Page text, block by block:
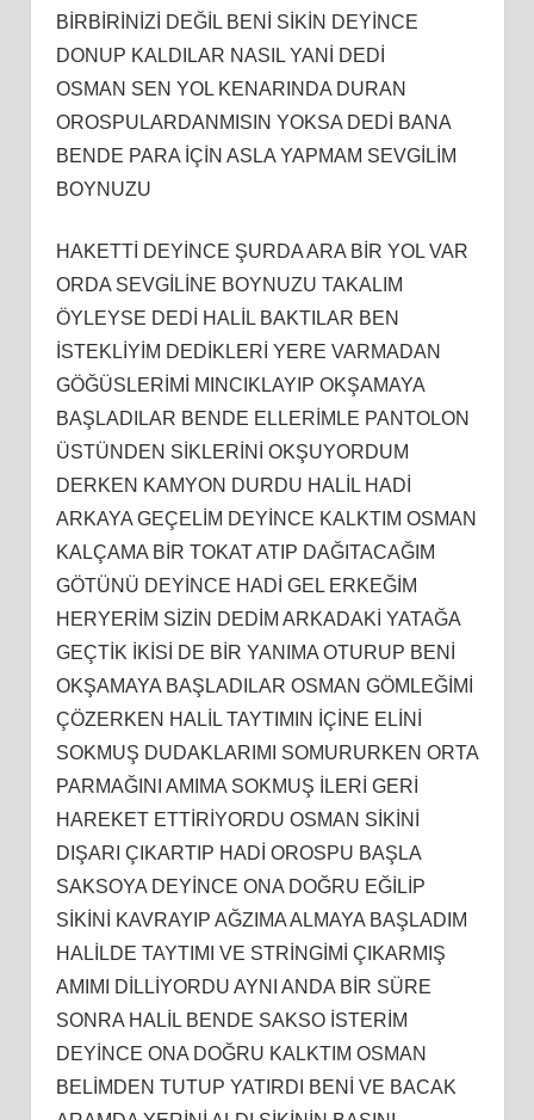
BİRBİRİNİZİ DEĞİL BENİ SİKİN DEYİNCE
DONUP KALDILAR NASIL YANİ DEDİ
OSMAN SEN YOL KENARINDA DURAN
OROSPULARDANMISIN YOKSA DEDİ BANA
BENDE PARA İÇİN ASLA YAPMAM SEVGİLİM
BOYNUZU
HAKETTİ DEYİNCE ŞURDA ARA BİR YOL VAR
ORDA SEVGİLİNE BOYNUZU TAKALIM
ÖYLEYSE DEDİ HALİL BAKTILAR BEN
İSTEKLİYİM DEDİKLERİ YERE VARMADAN
GÖĞÜSLERİMİ MINCIKLAYIP OKŞAMAYA
BAŞLADILAR BENDE ELLERİMLE PANTOLON
ÜSTÜNDEN SİKLERİNİ OKŞUYORDUM
DERKEN KAMYON DURDU HALİL HADİ
ARKAYA GEÇELİM DEYİNCE KALKTIM OSMAN
KALÇAMA BİR TOKAT ATIP DAĞITACAĞIM
GÖTÜNÜ DEYİNCE HADİ GEL ERKEĞİM
HERYERİM SİZİN DEDİM ARKADAKİ YATAĞA
GEÇTİK İKİSİ DE BİR YANIMA OTURUP BENİ
OKŞAMAYA BAŞLADILAR OSMAN GÖMLEĞİMİ
ÇÖZERKEN HALİL TAYTIMIN İÇİNE ELİNİ
SOKMUŞ DUDAKLARIMI SOMURURKEN ORTA
PARMAĞINI AMIMA SOKMUŞ İLERİ GERİ
HAREKET ETTİRİYORDU OSMAN SİKİNİ
DIŞARI ÇIKARTIP HADİ OROSPU BAŞLA
SAKSOYA DEYİNCE ONA DOĞRU EĞİLİP
SİKİNİ KAVRAYIP AĞZIMA ALMAYA BAŞLADIM
HALİLDE TAYTIMI VE STRİNGİMİ ÇIKARMIŞ
AMIMI DİLLİYORDU AYNI ANDA BİR SÜRE
SONRA HALİL BENDE SAKSO İSTERİM
DEYİNCE ONA DOĞRU KALKTIM OSMAN
BELİMDEN TUTUP YATIRDI BENİ VE BACAK